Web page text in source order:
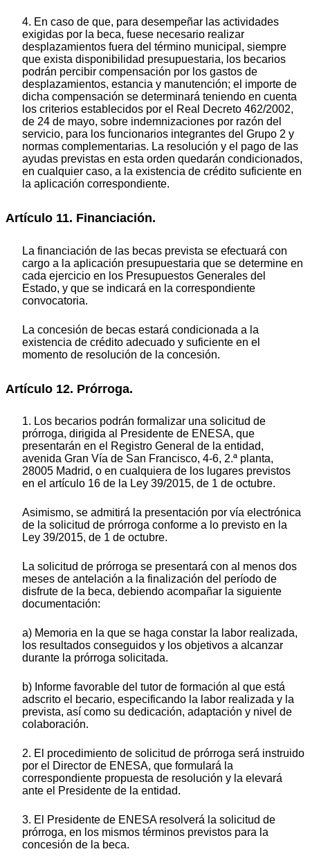
4. En caso de que, para desempeñar las actividades
exigidas por la beca, fuese necesario realizar
desplazamientos fuera del término municipal, siempre
que exista disponibilidad presupuestaria, los becarios
podrán percibir compensación por los gastos de
desplazamientos, estancia y manutención; el importe de
dicha compensación se determinará teniendo en cuenta
los criterios establecidos por el Real Decreto 462/2002,
de 24 de mayo, sobre indemnizaciones por razón del
servicio, para los funcionarios integrantes del Grupo 2 y
normas complementarias. La resolución y el pago de las
ayudas previstas en esta orden quedarán condicionados,
en cualquier caso, a la existencia de crédito suficiente en
la aplicación correspondiente.
Artículo 11. Financiación.
La financiación de las becas prevista se efectuará con
cargo a la aplicación presupuestaria que se determine en
cada ejercicio en los Presupuestos Generales del
Estado, y que se indicará en la correspondiente
convocatoria.
La concesión de becas estará condicionada a la
existencia de crédito adecuado y suficiente en el
momento de resolución de la concesión.
Artículo 12. Prórroga.
1. Los becarios podrán formalizar una solicitud de
prórroga, dirigida al Presidente de ENESA, que
presentarán en el Registro General de la entidad,
avenida Gran Vía de San Francisco, 4-6, 2.ª planta,
28005 Madrid, o en cualquiera de los lugares previstos
en el artículo 16 de la Ley 39/2015, de 1 de octubre.
Asimismo, se admitirá la presentación por vía electrónica
de la solicitud de prórroga conforme a lo previsto en la
Ley 39/2015, de 1 de octubre.
La solicitud de prórroga se presentará con al menos dos
meses de antelación a la finalización del período de
disfrute de la beca, debiendo acompañar la siguiente
documentación:
a) Memoria en la que se haga constar la labor realizada,
los resultados conseguidos y los objetivos a alcanzar
durante la prórroga solicitada.
b) Informe favorable del tutor de formación al que está
adscrito el becario, especificando la labor realizada y la
prevista, así como su dedicación, adaptación y nivel de
colaboración.
2. El procedimiento de solicitud de prórroga será instruido
por el Director de ENESA, que formulará la
correspondiente propuesta de resolución y la elevará
ante el Presidente de la entidad.
3. El Presidente de ENESA resolverá la solicitud de
prórroga, en los mismos términos previstos para la
concesión de la beca.